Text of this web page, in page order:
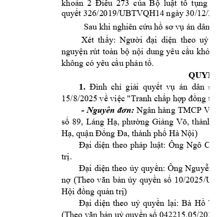
khoản 2 Điều 273 của Bộ luật tố tụng
quyết 326/2019/UBTVQH14 ngày 30/12/
Sau khi nghiên cứu hồ sơ vụ án dân
Xét thấy: Người đại diện theo uỷ
nguyện rút toàn bộ nội dung yêu cầu khởi
không có yêu cầu phản tố.
1. Đình chỉ giải quyết vụ  án dân
15/8/2025 về việc "Tranh chấp hp đồng
- Nguyên đơn: Ngân hàng TMCP
số 89, Láng Hạ, phường Giảng Võ, thành
Hạ, quận Đống Đa, thành phố Hà Nội)
Đại diện theo pháp luật: Ông Ngô
trị.
Đại diện theo ủy quyền: Ông Nguyễn
n (Theo văn bản ủy quyền số 10/2025/
Hội đồng quản trị)
Đại diện theo uỷ quyền lại: Bà Hồ
(Theo văn bản uỷ quyền số 042215.05/